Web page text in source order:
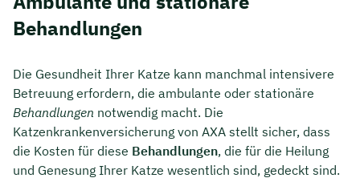
Behandlungen
Die Gesundheit Ihrer Katze kann manchmal intensivere
Betreuung erfordern, die ambulante oder stationäre
Behandlungen notwendig macht. Die
Katzenkrankenversicherung von AXA stellt sicher, dass
die Kosten für diese Behandlungen, die für die Heilung
und Genesung Ihrer Katze wesentlich sind, gedeckt sind.